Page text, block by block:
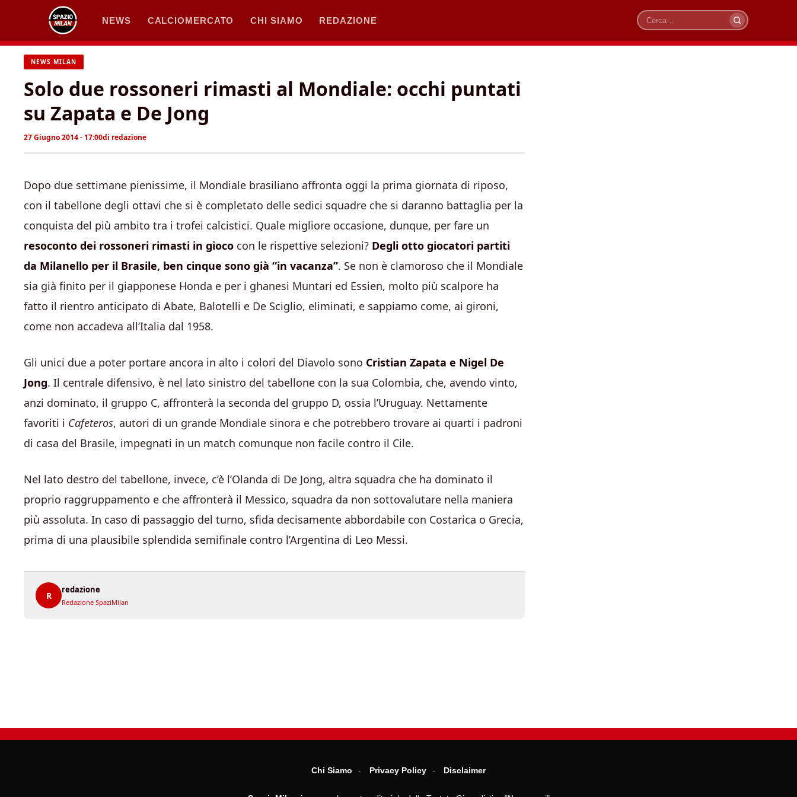
contenuto
NEWS CALCIOMERCATO CHI SIAMO REDAZIONE
Cerca
NEWS MILAN
Solo due rossoneri rimasti al Mondiale: occhi puntati
su Zapata e De Jong
27 Giugno 2014 - 17:00di redazione
Dopo due settimane pienissime, il Mondiale brasiliano affronta oggi la prima giornata di riposo,
con il tabellone degli ottavi che si è completato delle sedici squadre che si daranno battaglia per la
conquista del più ambito tra i trofei calcistici. Quale migliore occasione, dunque, per fare un
resoconto dei rossoneri rimasti in gioco con le rispettive selezioni? Degli otto giocatori partiti
da Milanello per il Brasile, ben cinque sono già “in vacanza”. Se non è clamoroso che il Mondiale
sia già finito per il giapponese Honda e per i ghanesi Muntari ed Essien, molto più scalpore ha
fatto il rientro anticipato di Abate, Balotelli e De Sciglio, eliminati, e sappiamo come, ai gironi,
come non accadeva all’Italia dal 1958.
Gli unici due a poter portare ancora in alto i colori del Diavolo sono Cristian Zapata e Nigel De
Jong. Il centrale difensivo, è nel lato sinistro del tabellone con la sua Colombia, che, avendo vinto,
anzi dominato, il gruppo C, affronterà la seconda del gruppo D, ossia l’Uruguay. Nettamente
favoriti i Cafeteros, autori di un grande Mondiale sinora e che potrebbero trovare ai quarti i padroni
di casa del Brasile, impegnati in un match comunque non facile contro il Cile.
Nel lato destro del tabellone, invece, c’è l’Olanda di De Jong, altra squadra che ha dominato il
proprio raggruppamento e che affronterà il Messico, squadra da non sottovalutare nella maniera
più assoluta. In caso di passaggio del turno, sfida decisamente abbordabile con Costarica o Grecia,
prima di una plausibile splendida semifinale contro l’Argentina di Leo Messi.
R
redazione
Redazione SpaziMilan
Chi Siamo Privacy Policy Disclaimer